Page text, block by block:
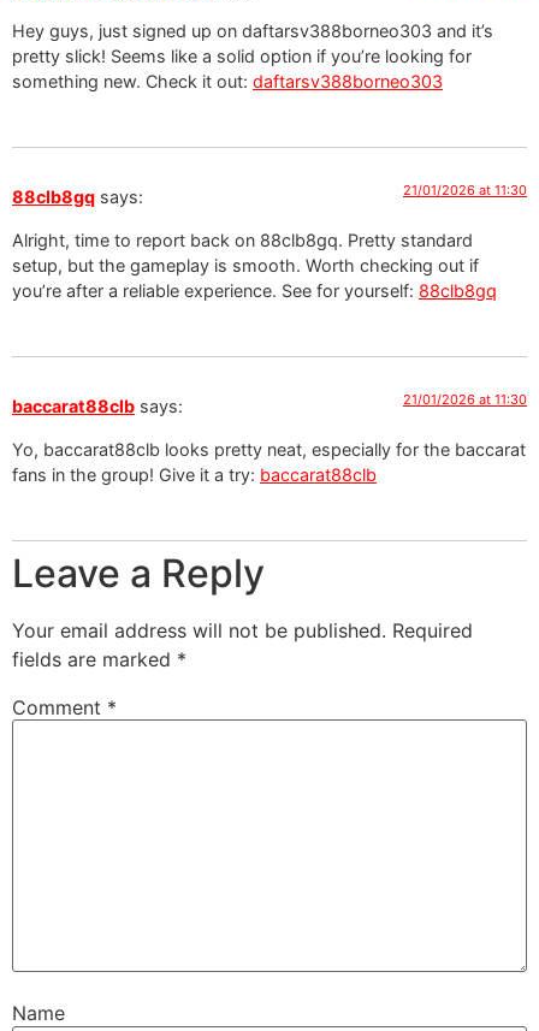
Hey guys, just signed up on daftarsv388borneo303 and it’s
pretty slick! Seems like a solid option if you’re looking for
something new. Check it out: daftarsv388borneo303
88clb8gq says: 21/01/2026 at 11:30
Alright, time to report back on 88clb8gq. Pretty standard
setup, but the gameplay is smooth. Worth checking out if
you’re after a reliable experience. See for yourself: 88clb8gq
baccarat88clb says: 21/01/2026 at 11:30
Yo, baccarat88clb looks pretty neat, especially for the baccarat
fans in the group! Give it a try: baccarat88clb
Leave a Reply
Your email address will not be published. Required
fields are marked *
Comment *
Name